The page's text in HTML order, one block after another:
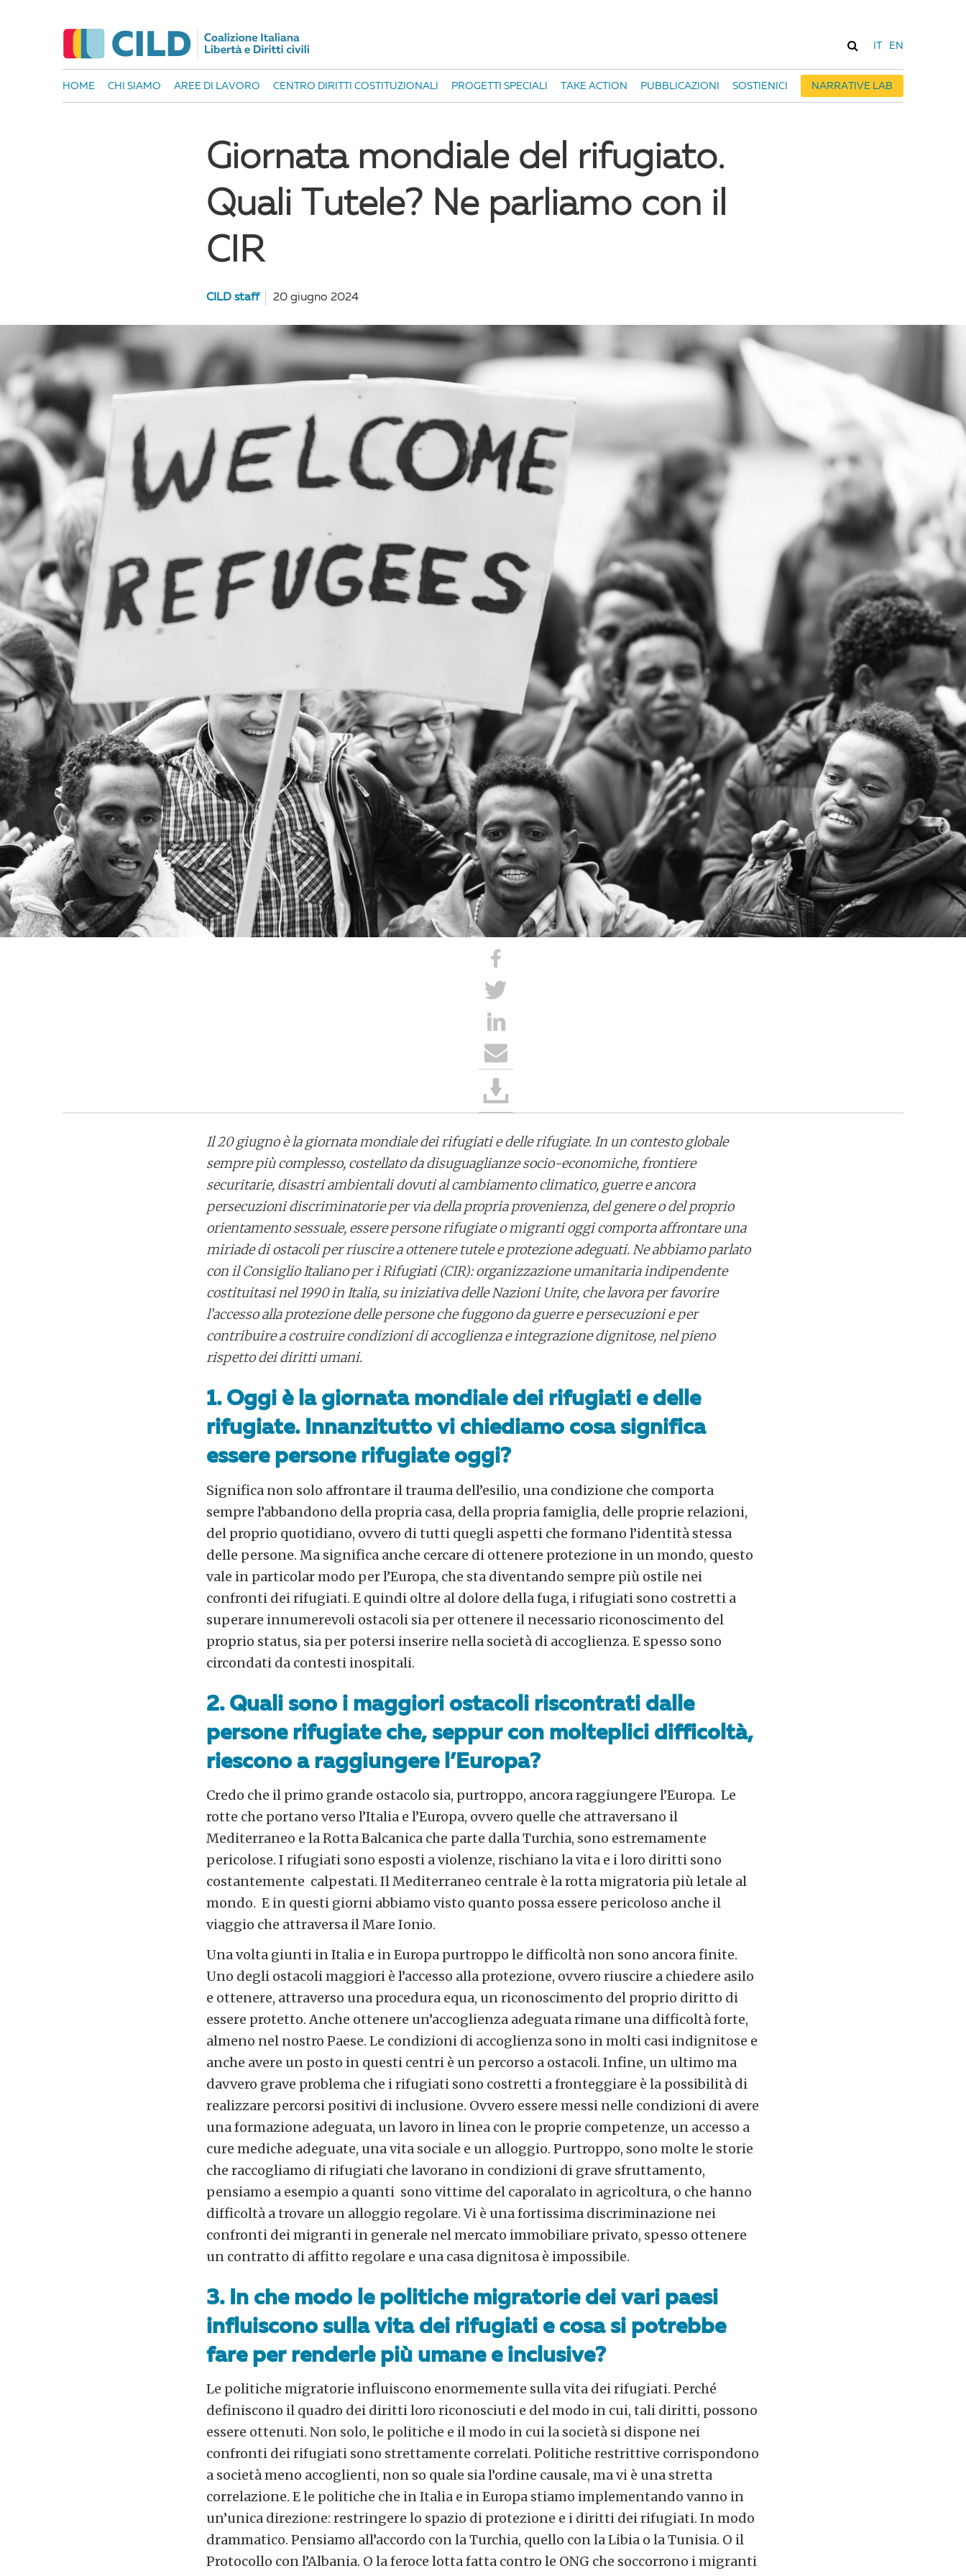
EN
HOME CHI SIAMO AREE DI LAVORO CENTRO DIRITTI COSTITUZIONALI PROGETTI SPECIALI TAKE ACTION PUBBLICAZIONI SOSTIENICI NARRATIVE LAB
Giornata mondiale del rifugiato.
Quali Tutele? Ne parliamo con il
CIR
CILD staff 20 giugno 2024
Il 20 giugno è la giornata mondiale dei rifugiati e delle rifugiate. In un contesto globale
sempre più complesso, costellato da disuguaglianze socio-economiche, frontiere
securitarie, disastri ambientali dovuti al cambiamento climatico, guerre e ancora
persecuzioni discriminatorie per via della propria provenienza, del genere o del proprio
orientamento sessuale, essere persone rifugiate o migranti oggi comporta affrontare una
miriade di ostacoli per riuscire a ottenere tutele e protezione adeguati. Ne abbiamo parlato
con il Consiglio Italiano per i Rifugiati (CIR): organizzazione umanitaria indipendente
costituitasi nel 1990 in Italia, su iniziativa delle Nazioni Unite, che lavora per favorire
l’accesso alla protezione delle persone che fuggono da guerre e persecuzioni e per
contribuire a costruire condizioni di accoglienza e integrazione dignitose, nel pieno
rispetto dei diritti umani.
1. Oggi è la giornata mondiale dei rifugiati e delle
rifugiate. Innanzitutto vi chiediamo cosa significa
essere persone rifugiate oggi?
Significa non solo affrontare il trauma dell’esilio, una condizione che comporta
sempre l’abbandono della propria casa, della propria famiglia, delle proprie relazioni,
del proprio quotidiano, ovvero di tutti quegli aspetti che formano l’identità stessa
delle persone. Ma significa anche cercare di ottenere protezione in un mondo, questo
vale in particolar modo per l’Europa, che sta diventando sempre più ostile nei
confronti dei rifugiati. E quindi oltre al dolore della fuga, i rifugiati sono costretti a
superare innumerevoli ostacoli sia per ottenere il necessario riconoscimento del
proprio status, sia per potersi inserire nella società di accoglienza. E spesso sono
circondati da contesti inospitali.
2. Quali sono i maggiori ostacoli riscontrati dalle
persone rifugiate che, seppur con molteplici difficoltà,
riescono a raggiungere l’Europa?
Credo che il primo grande ostacolo sia, purtroppo, ancora raggiungere l’Europa. Le
rotte che portano verso l’Italia e l’Europa, ovvero quelle che attraversano il
Mediterraneo e la Rotta Balcanica che parte dalla Turchia, sono estremamente
pericolose. I rifugiati sono esposti a violenze, rischiano la vita e i loro diritti sono
costantemente calpestati. Il Mediterraneo centrale è la rotta migratoria più letale al
mondo. E in questi giorni abbiamo visto quanto possa essere pericoloso anche il
viaggio che attraversa il Mare Ionio.
Una volta giunti in Italia e in Europa purtroppo le difficoltà non sono ancora finite.
Uno degli ostacoli maggiori è l’accesso alla protezione, ovvero riuscire a chiedere asilo
e ottenere, attraverso una procedura equa, un riconoscimento del proprio diritto di
essere protetto. Anche ottenere un’accoglienza adeguata rimane una difficoltà forte,
almeno nel nostro Paese. Le condizioni di accoglienza sono in molti casi indignitose e
anche avere un posto in questi centri è un percorso a ostacoli. Infine, un ultimo ma
davvero grave problema che i rifugiati sono costretti a fronteggiare è la possibilità di
realizzare percorsi positivi di inclusione. Ovvero essere messi nelle condizioni di avere
una formazione adeguata, un lavoro in linea con le proprie competenze, un accesso a
cure mediche adeguate, una vita sociale e un alloggio. Purtroppo, sono molte le storie
che raccogliamo di rifugiati che lavorano in condizioni di grave sfruttamento,
pensiamo a esempio a quanti sono vittime del caporalato in agricoltura, o che hanno
difficoltà a trovare un alloggio regolare. Vi è una fortissima discriminazione nei
confronti dei migranti in generale nel mercato immobiliare privato, spesso ottenere
un contratto di affitto regolare e una casa dignitosa è impossibile.
3. In che modo le politiche migratorie dei vari paesi
influiscono sulla vita dei rifugiati e cosa si potrebbe
fare per renderle più umane e inclusive?
Le politiche migratorie influiscono enormemente sulla vita dei rifugiati. Perché
definiscono il quadro dei diritti loro riconosciuti e del modo in cui, tali diritti, possono
essere ottenuti. Non solo, le politiche e il modo in cui la società si dispone nei
confronti dei rifugiati sono strettamente correlati. Politiche restrittive corrispondono
a società meno accoglienti, non so quale sia l’ordine causale, ma vi è una stretta
correlazione. E le politiche che in Italia e in Europa stiamo implementando vanno in
un’unica direzione: restringere lo spazio di protezione e i diritti dei rifugiati. In modo
drammatico. Pensiamo all’accordo con la Turchia, quello con la Libia o la Tunisia. O il
Protocollo con l’Albania. O la feroce lotta fatta contro le ONG che soccorrono i migranti